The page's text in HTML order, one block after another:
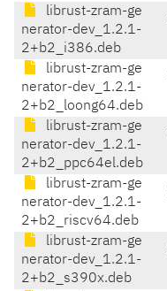
librust-zram-ge
nerator-dev_1.2.1-
2+b2_i386.deb
librust-zram-ge
nerator-dev_1.2.1-
2+b2_loong64.deb
librust-zram-ge
nerator-dev_1.2.1-
2+b2_ppc64el.deb
librust-zram-ge
nerator-dev_1.2.1-
2+b2_riscv64.deb
librust-zram-ge
nerator-dev_1.2.1-
2+b2_s390x.deb